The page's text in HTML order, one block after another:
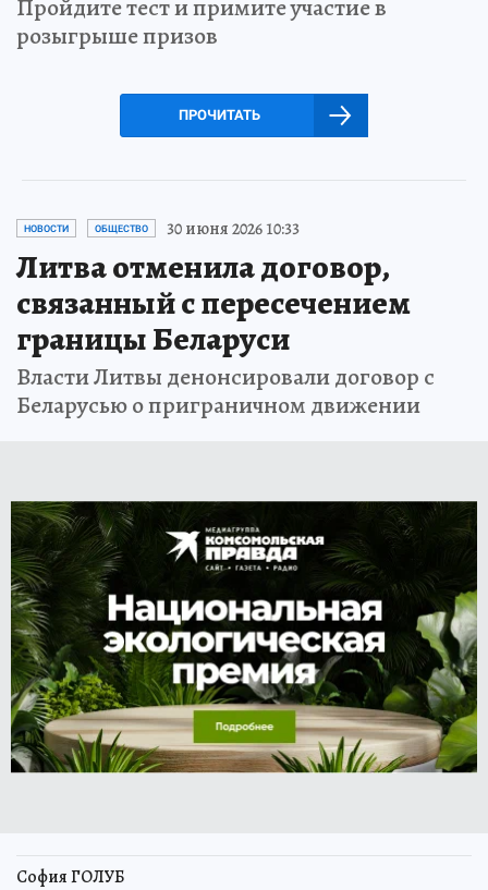
Пройдите тест и примите участие в
розыгрыше призов
ПРОЧИТАТЬ
НОВОСТИ ОБЩЕСТВО 30 июня 2026 10:33
Литва отменила договор,
связанный с пересечением
границы Беларуси
Власти Литвы денонсировали договор с
Беларусью о приграничном движении
София ГОЛУБ